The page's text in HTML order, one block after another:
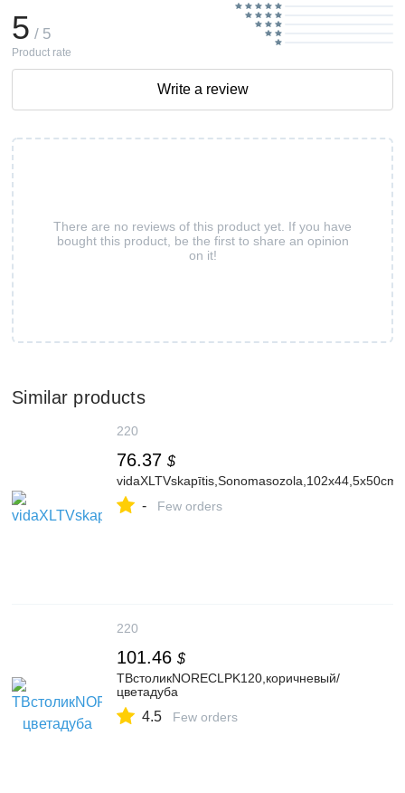
There are no reviews of this product yet. If you have
bought this product, be the first to share an opinion
on it!
5 / 5
Product rate
Write a review
Similar products
220
76.37 $
- Few orders
220
101.46 $
ТВстоликNORECLPK120,коричневый/
цветадуба
4.5 Few orders